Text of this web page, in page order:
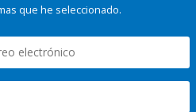
que he seleccionado.